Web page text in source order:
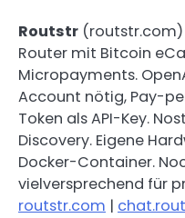
Routstr
Router mit Bitcoin
Micropayments.
Account nötig, Pay-
Token als API-Key.
Discovery. Eigene
Docker-Container.
vielversprechend für
routstr.com |